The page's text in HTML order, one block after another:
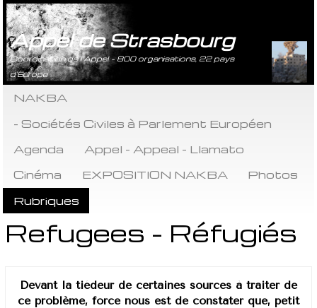
Appel de Strasbourg
Coordination de l’Appel - 800 organisations, 22 pays
d’Europe
NAKBA
- Sociétés Civiles à Parlement Européen
Agenda
Appel - Appeal - Llamato
Cinéma
EXPOSITION NAKBA
Photos
Rubriques
Refugees - Réfugiés
Devant la tiédeur de certaines sources à traiter de
ce problème, force nous est de constater que, petit